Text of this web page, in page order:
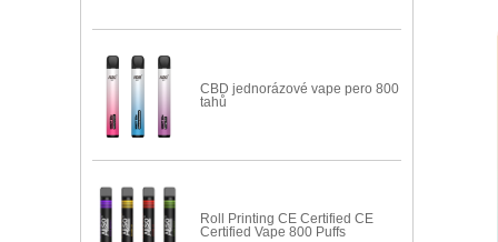
CBD jednorázové vape pero 800
tahů
Roll Printing CE Certified CE
Certified Vape 800 Puffs